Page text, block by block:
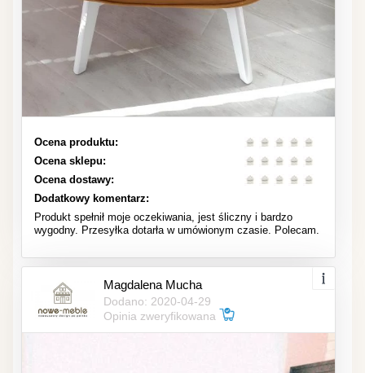
Ocena produktu:
Ocena sklepu:
Ocena dostawy:
Dodatkowy komentarz:
Produkt spełnił moje oczekiwania, jest śliczny i bardzo
wygodny. Przesyłka dotarła w umówionym czasie. Polecam.
Magdalena Mucha
Dodano: 2020-04-29
Opinia zweryfikowana